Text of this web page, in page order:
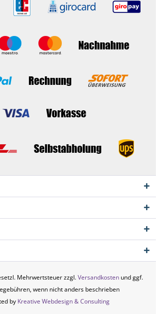
Mehrwertsteuer zzgl.Versandkosten und ggf.
wenn nicht anders beschrieben
by Kreative Webdesign & Consulting